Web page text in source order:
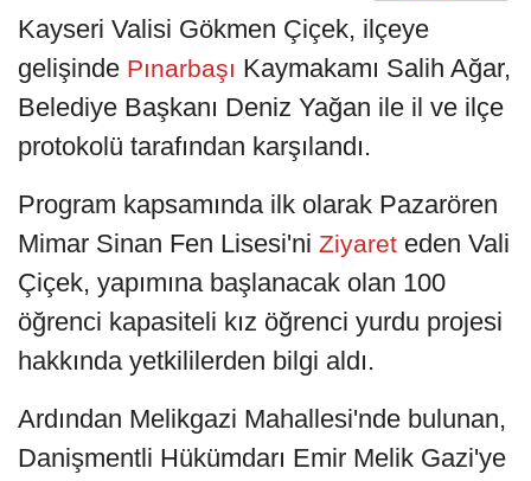
Kayseri Valisi Gökmen Çiçek, ilçeye
gelişinde Pınarbaşı Kaymakamı Salih Ağar,
Belediye Başkanı Deniz Yağan ile il ve ilçe
protokolü tarafından karşılandı.
Program kapsamında ilk olarak Pazarören
Mimar Sinan Fen Lisesi'ni Ziyaret eden Vali
Çiçek, yapımına başlanacak olan 100
öğrenci kapasiteli kız öğrenci yurdu projesi
hakkında yetkililerden bilgi aldı.
Ardından Melikgazi Mahallesi'nde bulunan,
Danişmentli Hükümdarı Emir Melik Gazi'ye